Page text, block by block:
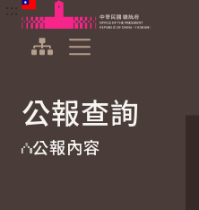
跳到主要內容
中華民國總統府
公報查詢
公報內容